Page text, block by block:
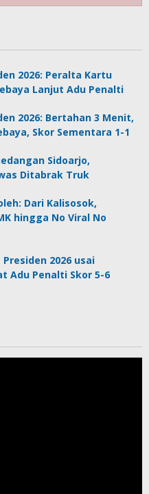
2026: Peralta Kartu
Lanjut Adu Penalti
2026: Bertahan 3 Menit,
Skor Sementara 1-1
Sidoarjo,
Ditabrak Truk
Dari Kalisosok,
hingga No Viral No
2026 usai
Adu Penalti Skor 5-6